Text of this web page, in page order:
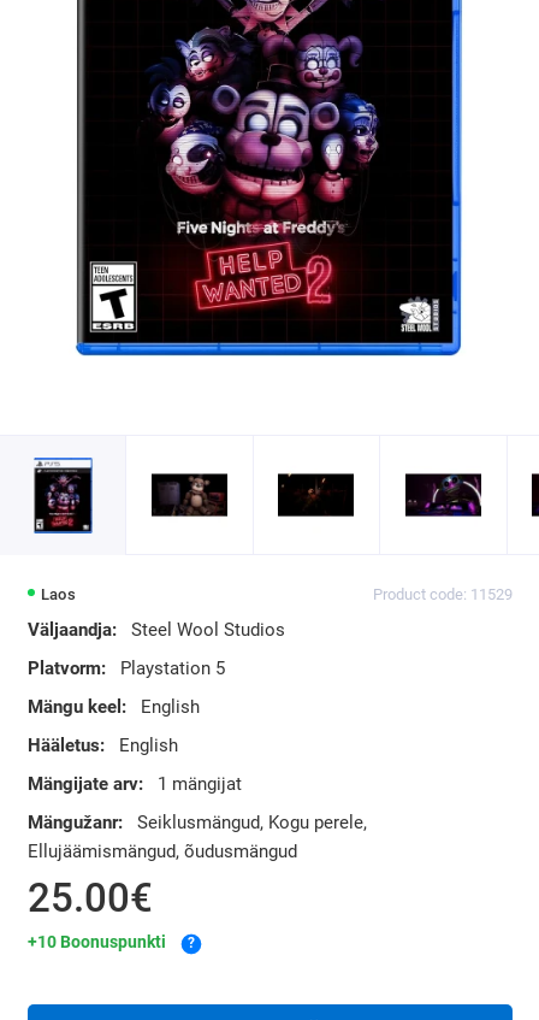
Laos Product code: 11529
Väljaandja:
Steel Wool Studios
Platvorm:
Playstation 5
Mängu keel:
English
Hääletus:
English
Mängijate arv:
1 mängijat
Mängužanr:
Seiklusmängud, Kogu perele,
Ellujäämismängud, õudusmängud
25.00€
+10 Boonuspunkti ?